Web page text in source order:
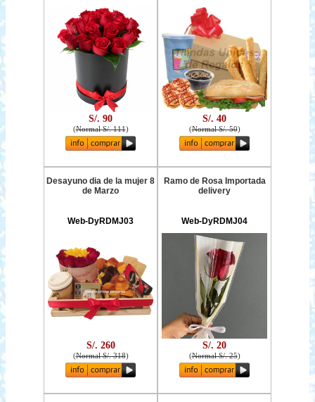
S/. 90
(Normal S/. 111)
S/. 40
(Normal S/. 50)
Desayuno dia de la mujer 8
de Marzo
Web-DyRDMJ03
S/. 260
(Normal S/. 318)
Ramo de Rosa Importada
delivery
Web-DyRDMJ04
S/. 20
(Normal S/. 25)